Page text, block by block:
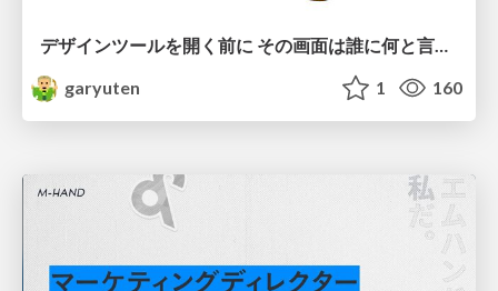
garyuten
1 160